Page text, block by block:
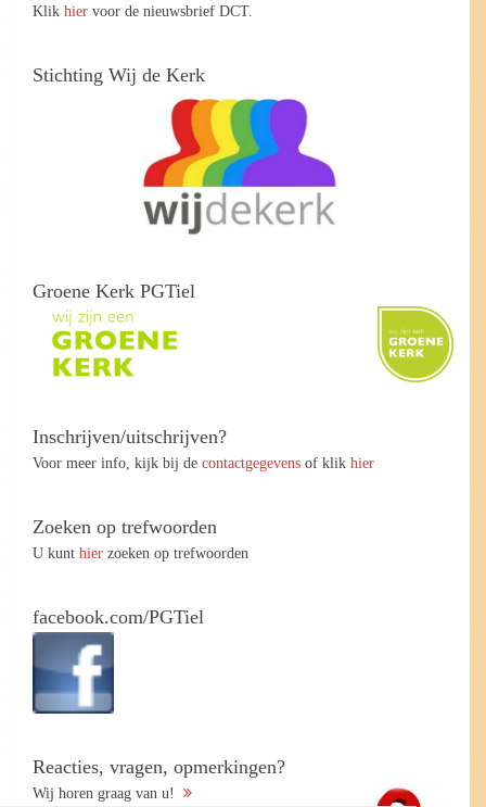
Klik hier voor de nieuwsbrief DCT.
Stichting Wij de Kerk
Groene Kerk PGTiel
Inschrijven/uitschrijven?
Voor meer info, kijk bij de contactgegevens of klik hier
Zoeken op trefwoorden
U kunt hier zoeken op trefwoorden
facebook.com/PGTiel
Reacties, vragen, opmerkingen?
Wij horen graag van u!